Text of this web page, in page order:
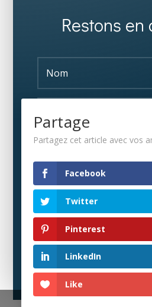
Restons en
Partage
Partagez cet article avec vos
Facebook
Twitter
Pinterest
LinkedIn
Like